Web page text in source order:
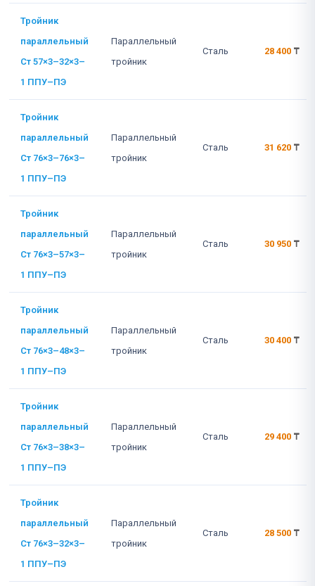
Тройник
параллельный
Ст 57×3–32×3–
1 ППУ–ПЭ
Параллельный
тройник
Сталь 28 400 ₸
Тройник
параллельный
Ст 76×3–76×3–
1 ППУ–ПЭ
Параллельный
тройник
Сталь 31 620 ₸
Тройник
параллельный
Ст 76×3–57×3–
1 ППУ–ПЭ
Параллельный
тройник
Сталь 30 950 ₸
Тройник
параллельный
Ст 76×3–48×3–
1 ППУ–ПЭ
Параллельный
тройник
Сталь 30 400 ₸
Тройник
параллельный
Ст 76×3–38×3–
1 ППУ–ПЭ
Параллельный
тройник
Сталь 29 400 ₸
Тройник
параллельный
Ст 76×3–32×3–
1 ППУ–ПЭ
Параллельный
тройник
Сталь 28 500 ₸